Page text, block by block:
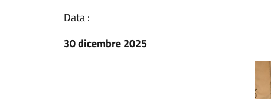
Data :
30 dicembre 2025